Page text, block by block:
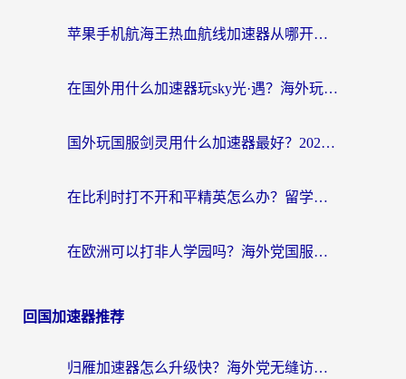
苹果手机航海王热血航线加速器从哪开启？海外玩家国服畅玩全攻略
在国外用什么加速器玩sky光·遇？海外玩家国服畅玩终极指南（附魔兽世界狂暴传奇解决方案）
国外玩国服剑灵用什么加速器最好？2026海外玩家亲测指南（附魔兽世界怀旧服精灵之境加速技巧）
在比利时打不开和平精英怎么办？留学生亲测有效的国服游戏加速方案
在欧洲可以打非人学园吗？海外党国服游戏不卡顿的终极指南
回国加速器推荐
归雁加速器怎么升级快？海外党无缝访问国内资源的全攻略（附免费VPN推荐Dcard热门款）